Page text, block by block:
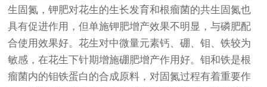
生固氮，钾肥对花生的生长发育和根瘤菌的共生固氮也
具有促进作用，但单施钾肥增产效果不明显，与磷肥配
合使用效果好。花生对中微量元素钙、硼、钼、铁较为
敏感，在花生下针期增施硼肥增产作用好。钼和铁是根
瘤菌内的钼铁蛋白的合成原料，对固氮过程有着重要作